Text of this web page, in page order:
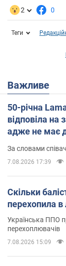
2 0
Теги
Важливе
50-річна
відповіла на
адже не має
За словами
7.08.2026 17:39
Скільки
перехопила
Українська ППО
перехоплювачів
7.08.2026 15:09